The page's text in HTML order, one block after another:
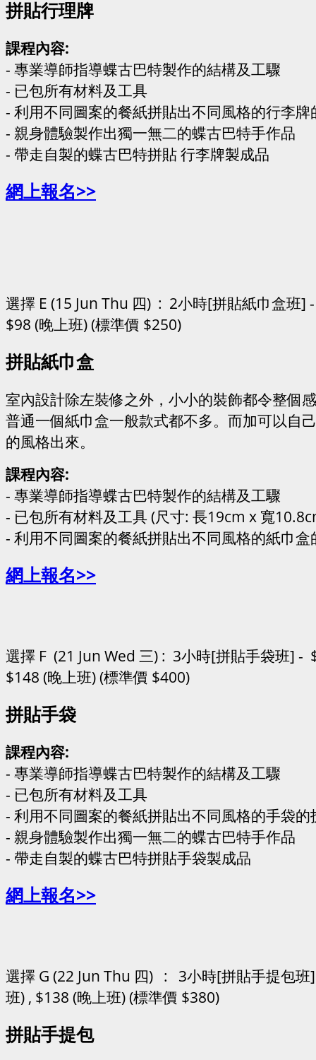
拼貼行理牌
課程內容:
- 專業導師指導蝶古巴特製作的結構及工驟
- 已包所有材料及工具
- 利用不同圖案的餐紙拼貼出不同風格的行李牌
- 親身體驗製作出獨一無二的蝶古巴特手作品
- 帶走自製的蝶古巴特拼貼 行李牌製成品
網上報名>>
選擇 E (15 Jun Thu 四) : 2小時[拼貼紙巾盒班]
$98 (晚上班) (標準價 $250)
拼貼紙巾盒
室內設計除左裝修之外，小小的裝飾都令整個
普通一個紙巾盒一般款式都不多。而加可以自
的風格出來。
課程內容:
- 專業導師指導蝶古巴特製作的結構及工驟
- 已包所有材料及工具 (尺寸: 長19cm x 寬
- 利用不同圖案的餐紙拼貼出不同風格的紙巾盒
網上報名>>
選擇 F (21 Jun Wed 三) : 3小時[拼貼手袋班] -
$148 (晚上班) (標準價 $400)
拼貼手袋
課程內容:
- 專業導師指導蝶古巴特製作的結構及工驟
- 已包所有材料及工具
- 利用不同圖案的餐紙拼貼出不同風格的手袋的
- 親身體驗製作出獨一無二的蝶古巴特手作品
- 帶走自製的蝶古巴特拼貼手袋製成品
網上報名>>
選擇 G (22 Jun Thu 四) : 3小時[拼貼手提包
班) , $138 (晚上班) (標準價 $380)
拼貼手提包